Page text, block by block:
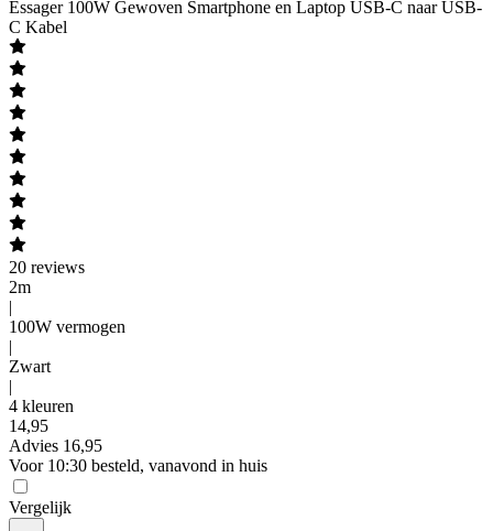
Essager 100W Gewoven Smartphone en Laptop USB-C naar USB-
C Kabel
20 reviews
2m
|
100W vermogen
|
Zwart
|
4 kleuren
14,95
Advies 16,95
Voor 10:30 besteld, vanavond in huis
Vergelijk